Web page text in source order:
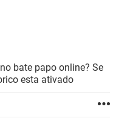
bate papo online? Se
esta ativado